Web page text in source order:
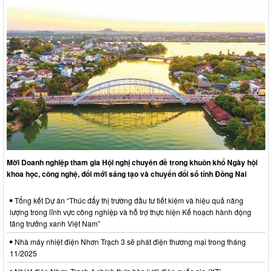
Mời Doanh nghiệp tham gia Hội nghị chuyên đề trong khuôn khổ Ngày hội
khoa học, công nghệ, đổi mới sáng tạo và chuyển đổi số tỉnh Đồng Nai
Tổng kết Dự án “Thúc đẩy thị trường đầu tư tiết kiệm và hiệu quả năng
lượng trong lĩnh vực công nghiệp và hỗ trợ thực hiện Kế hoạch hành động
tăng trưởng xanh Việt Nam”
Nhà máy nhiệt điện Nhơn Trạch 3 sẽ phát điện thương mại trong tháng
11/2025